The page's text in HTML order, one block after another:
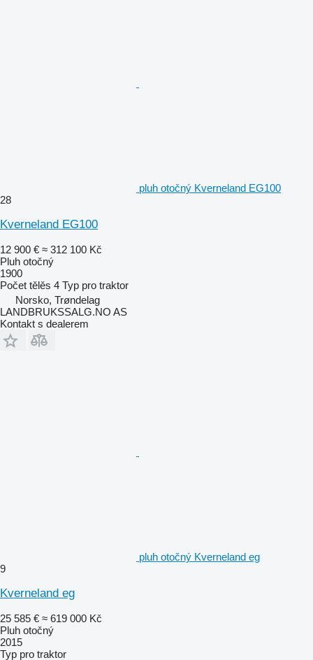
pluh otočný Kverneland EG100
28
Kverneland EG100
12 900 € ≈ 312 100 Kč
Pluh otočný
1900
Počet tělěs 4 Typ pro traktor
Norsko, Trøndelag
LANDBRUKSSALG.NO AS
Kontakt s dealerem
pluh otočný Kverneland eg
9
Kverneland eg
25 585 € ≈ 619 000 Kč
Pluh otočný
2015
Typ pro traktor